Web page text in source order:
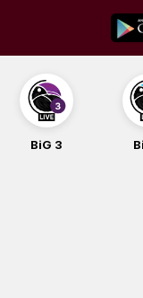
content
BiG 3